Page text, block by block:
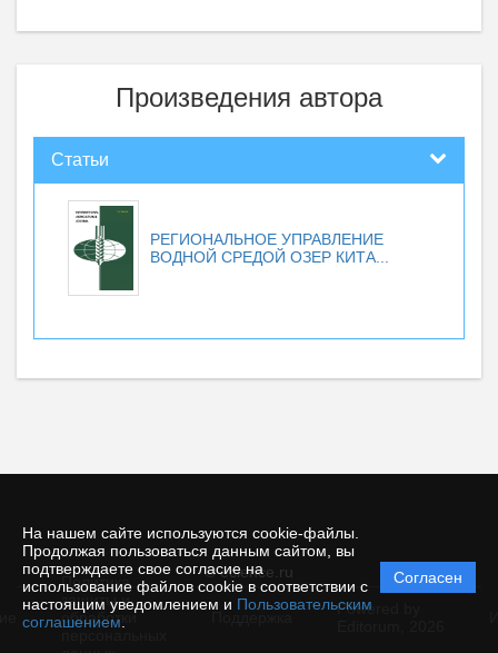
На нашем сайте используются cookie-файлы.
Продолжая пользоваться данным сайтом, вы
подтверждаете свое согласие на
использование файлов cookie в соответствии с
настоящим уведомлением и Пользовательским
соглашением
Согласен
Произведения автора
Статьи
РЕГИОНАЛЬНОЕ УПРАВЛЕНИЕ
ВОДНОЙ СРЕДОЙ ОЗЕР КИТА...
© ecience.ru
Политика
защиты и
обработки
Powered by